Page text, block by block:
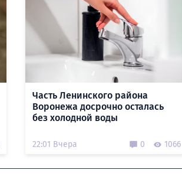
Часть Ленинского района
Воронежа досрочно осталась
без холодной воды
22:01 Вчера 0 1066